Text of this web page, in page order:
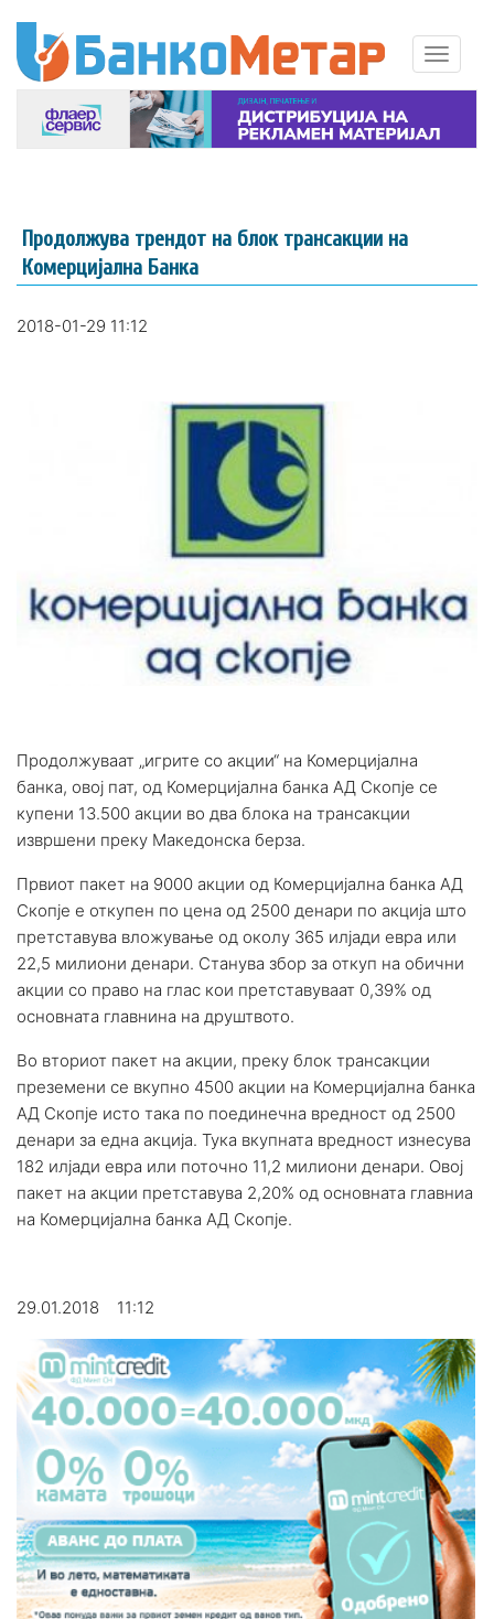
Продолжува трендот на блок трансакции на
Комерцијална Банка
2018-01-29 11:12
Продолжуваат „игрите со акции“ на Комерцијална
банка, овој пат, од Комерцијална банка АД Скопје се
купени 13.500 акции во два блока на трансакции
извршени преку Македонска берза.
Првиот пакет на 9000 акции од Комерцијална банка АД
Скопје е откупен по цена од 2500 денари по акција што
претставува вложување од околу 365 илјади евра или
22,5 милиони денари. Станува збор за откуп на обични
акции со право на глас кои претставуваат 0,39% од
основната главнина на друштвото.
Во вториот пакет на акции, преку блок трансакции
преземени се вкупно 4500 акции на Комерцијална банка
АД Скопје исто така по поединечна вредност од 2500
денари за една акција. Тука вкупната вредност изнесува
182 илјади евра или поточно 11,2 милиони денари. Овој
пакет на акции претставува 2,20% од основната главниа
на Комерцијална банка АД Скопје.
29.01.2018 11:12